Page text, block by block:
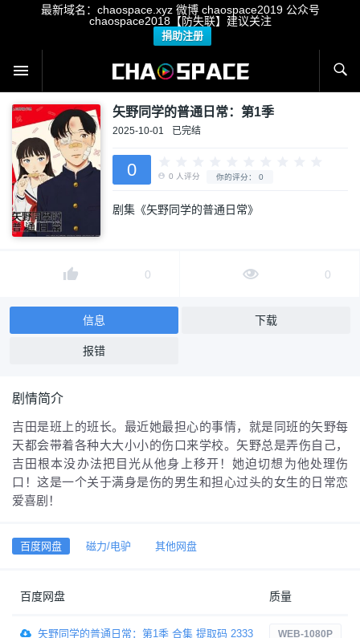
最新域名：chaospace.xyz 微博 chaospace2019 公众号
chaospace2018【防失联】建议关注
捐助注册
矢野同学的普通日常：第1季
2025-10-01 已完结
0
剧集《矢野同学的普通日常》
0 0
信息 下载
报错
剧情简介
吉田是班上的班长。最近她最担心的事情，就是同班的矢野每
天都会带着各种大大小小的伤口来学校。矢野总是弄伤自己，
吉田根本没办法把目光从他身上移开！她迫切想为他处理伤
口！这是一个关于满身是伤的男生和担心过头的女生的日常恋
爱喜剧！
百度网盘 磁力/电驴 其他网盘
百度网盘 质量
矢野同学的普通日常：第1季 合集 提取码 2333 WEB-1080P